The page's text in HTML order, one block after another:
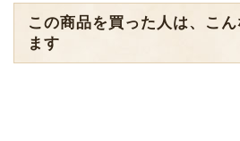
この商品を買った人は、こ
ます